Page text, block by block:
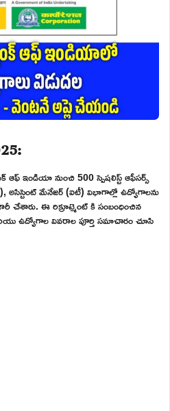
ఆఫ్ ఇండియా నుంచి 500 స్పెషలిస్ట్ ఆఫీసర్స్
అసిస్టెంట్ మేనేజర్ (ఐటీ) విభాగాల్లో ఉద్యోగాలను
చేశారు. ఈ రిక్రూట్మెంట్ కి సంబంధించిన
ఉద్యోగాల వివరాల పూర్తి సమాచారం చూసి